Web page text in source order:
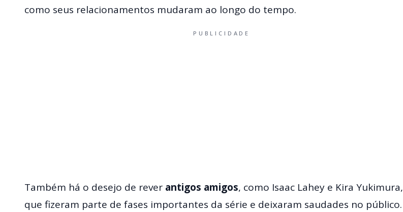
como seus relacionamentos mudaram ao longo do tempo.
PUBLICIDADE
Também há o desejo de rever antigos amigos, como Isaac Lahey e Kira Yukimura,
que fizeram parte de fases importantes da série e deixaram saudades no público.